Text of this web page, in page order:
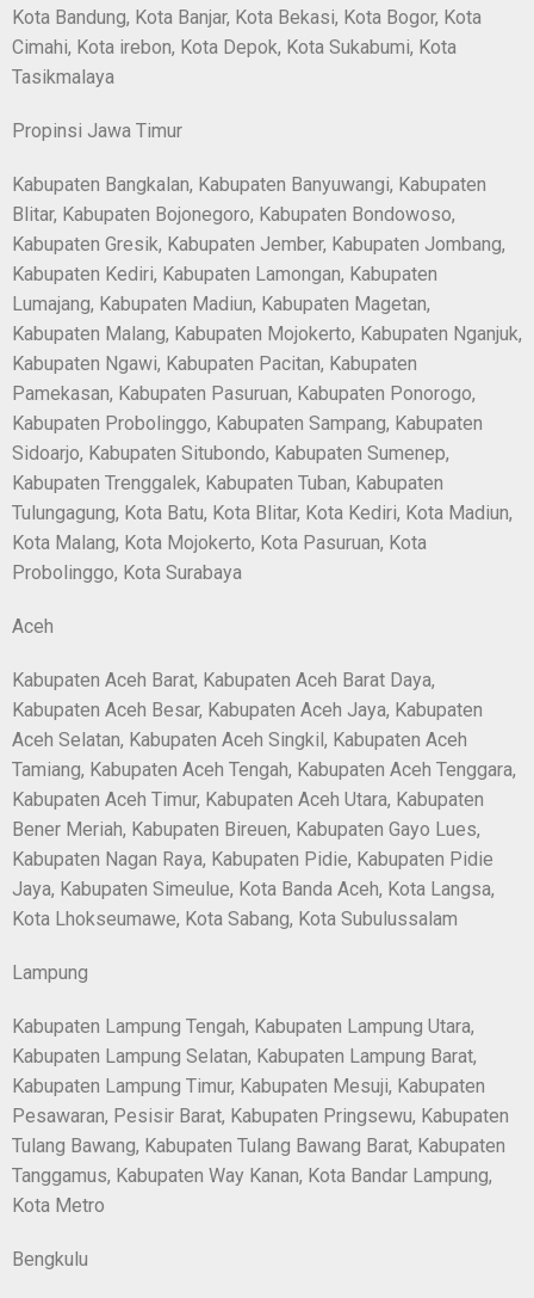
Kota Bandung, Kota Banjar, Kota Bekasi, Kota Bogor, Kota
Cimahi, Kota irebon, Kota Depok, Kota Sukabumi, Kota
Tasikmalaya
Propinsi Jawa Timur
Kabupaten Bangkalan, Kabupaten Banyuwangi, Kabupaten
Blitar, Kabupaten Bojonegoro, Kabupaten Bondowoso,
Kabupaten Gresik, Kabupaten Jember, Kabupaten Jombang,
Kabupaten Kediri, Kabupaten Lamongan, Kabupaten
Lumajang, Kabupaten Madiun, Kabupaten Magetan,
Kabupaten Malang, Kabupaten Mojokerto, Kabupaten Nganjuk,
Kabupaten Ngawi, Kabupaten Pacitan, Kabupaten
Pamekasan, Kabupaten Pasuruan, Kabupaten Ponorogo,
Kabupaten Probolinggo, Kabupaten Sampang, Kabupaten
Sidoarjo, Kabupaten Situbondo, Kabupaten Sumenep,
Kabupaten Trenggalek, Kabupaten Tuban, Kabupaten
Tulungagung, Kota Batu, Kota Blitar, Kota Kediri, Kota Madiun,
Kota Malang, Kota Mojokerto, Kota Pasuruan, Kota
Probolinggo, Kota Surabaya
Aceh
Kabupaten Aceh Barat, Kabupaten Aceh Barat Daya,
Kabupaten Aceh Besar, Kabupaten Aceh Jaya, Kabupaten
Aceh Selatan, Kabupaten Aceh Singkil, Kabupaten Aceh
Tamiang, Kabupaten Aceh Tengah, Kabupaten Aceh Tenggara,
Kabupaten Aceh Timur, Kabupaten Aceh Utara, Kabupaten
Bener Meriah, Kabupaten Bireuen, Kabupaten Gayo Lues,
Kabupaten Nagan Raya, Kabupaten Pidie, Kabupaten Pidie
Jaya, Kabupaten Simeulue, Kota Banda Aceh, Kota Langsa,
Kota Lhokseumawe, Kota Sabang, Kota Subulussalam
Lampung
Kabupaten Lampung Tengah, Kabupaten Lampung Utara,
Kabupaten Lampung Selatan, Kabupaten Lampung Barat,
Kabupaten Lampung Timur, Kabupaten Mesuji, Kabupaten
Pesawaran, Pesisir Barat, Kabupaten Pringsewu, Kabupaten
Tulang Bawang, Kabupaten Tulang Bawang Barat, Kabupaten
Tanggamus, Kabupaten Way Kanan, Kota Bandar Lampung,
Kota Metro
Bengkulu